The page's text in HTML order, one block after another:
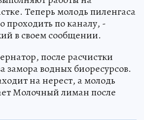
Теперь молодь пиленгаса
проходить по каналу, -
в своем сообщении.
после расчистки
замора водных биоресурсов.
на нерест, а молодь
Молочный лиман после